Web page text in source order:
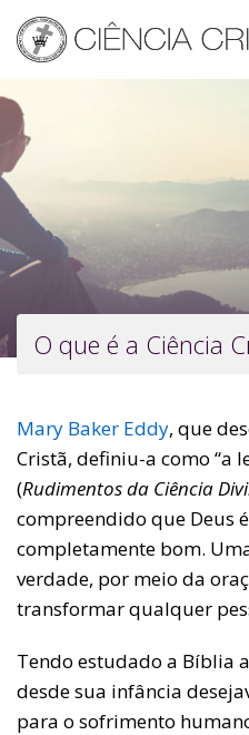
main
O que é a Ciência
Mary Baker Eddy, que
Cristã, definiu-a como “a
(Rudimentos da Ciência
compreendido que Deus
completamente bom.
verdade, por meio da
transformar qualquer
Tendo estudado a Bíblia
desde sua infância
para o sofrimento